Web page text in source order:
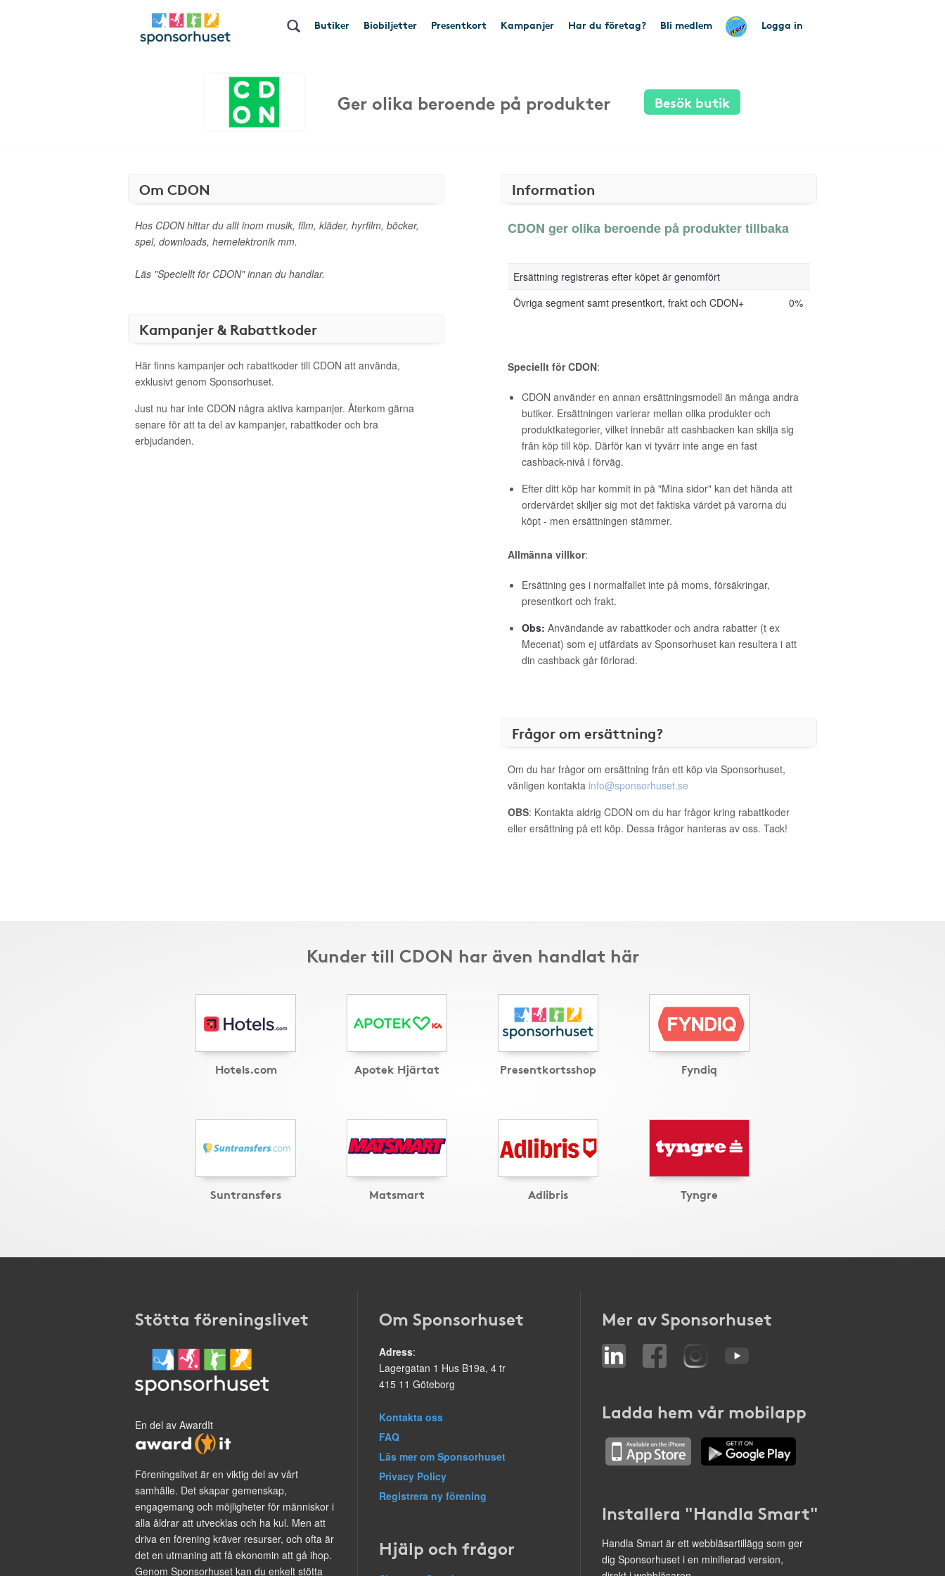
Butiker Biobiljetter Presentkort Kampanjer Har du företag? Bli medlem Logga in
Ger olika beroende på produkter Besök butik
Om CDON
Hos CDON hittar du allt inom musik, film, kläder, hyrfilm, böcker,
spel, downloads, hemelektronik mm.
Läs "Speciellt för CDON" innan du handlar.
Kampanjer & Rabattkoder
Här finns kampanjer och rabattkoder till CDON att använda,
exklusivt genom Sponsorhuset.
Just nu har inte CDON några aktiva kampanjer. Återkom gärna
senare för att ta del av kampanjer, rabattkoder och bra
erbjudanden.
Information
CDON ger olika beroende på produkter tillbaka
Ersättning registreras efter köpet är genomfört
Övriga segment samt presentkort, frakt och CDON+
0%
Speciellt för CDON:
CDON använder en annan ersättningsmodell än många andra
butiker. Ersättningen varierar mellan olika produkter och
produktkategorier, vilket innebär att cashbacken kan skilja sig
från köp till köp. Därför kan vi tyvärr inte ange en fast
cashback-nivå i förväg.
Efter ditt köp har kommit in på "Mina sidor" kan det hända att
ordervärdet skiljer sig mot det faktiska värdet på varorna du
köpt - men ersättningen stämmer.
Allmänna villkor:
Ersättning ges i normalfallet inte på moms, försäkringar,
presentkort och frakt.
Obs: Användande av rabattkoder och andra rabatter (t ex
Mecenat) som ej utfärdats av Sponsorhuset kan resultera i att
din cashback går förlorad.
Frågor om ersättning?
Om du har frågor om ersättning från ett köp via Sponsorhuset,
vänligen kontakta info@sponsorhuset.se
OBS: Kontakta aldrig CDON om du har frågor kring rabattkoder
eller ersättning på ett köp. Dessa frågor hanteras av oss. Tack!
Kunder till CDON har även handlat här
Hotels.com Apotek Hjärtat Presentkortsshop Fyndiq
Suntransfers Matsmart Adlibris Tyngre
Stötta föreningslivet
En del av AwardIt
Föreningslivet är en viktig del av vårt
samhälle. Det skapar gemenskap,
engagemang och möjligheter för människor i
alla åldrar att utvecklas och ha kul. Men att
driva en förening kräver resurser, och ofta är
det en utmaning att få ekonomin att gå ihop.
Genom Sponsorhuset kan du enkelt stötta
Om Sponsorhuset
Adress:
Lagergatan 1 Hus B19a, 4 tr
415 11 Göteborg
Kontakta oss
FAQ
Läs mer om Sponsorhuset
Privacy Policy
Registrera ny förening
Hjälp och frågor
Mer av Sponsorhuset
Ladda hem vår mobilapp
Installera "Handla Smart"
Handla Smart är ett webbläsartillägg som ger
dig Sponsorhuset i en minifierad version,